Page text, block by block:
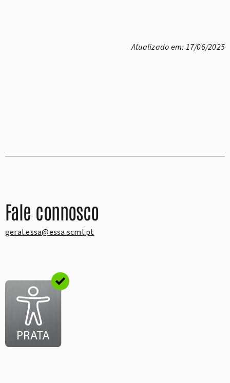
Atualizado em: 17/06/2025
Fale connosco
geral.essa@essa.scml.pt